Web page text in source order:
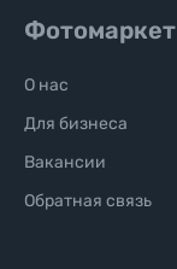
Фотомаркет
О нас
Для бизнеса
Вакансии
Обратная связь